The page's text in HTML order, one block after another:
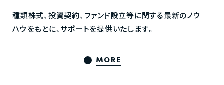
種類株式、投資契約、ファンド設立等に関する最新のノウ
ハウをもとに、サポートを提供いたします。
MORE